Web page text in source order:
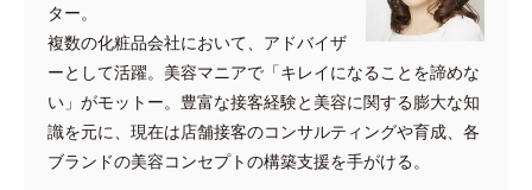
ター。
複数の化粧品会社において、アドバイザ
ーとして活躍。美容マニアで「キレイになることを諦めな
い」がモットー。豊富な接客経験と美容に関する膨大な知
識を元に、現在は店舗接客のコンサルティングや育成、各
ブランドの美容コンセプトの構築支援を手がける。